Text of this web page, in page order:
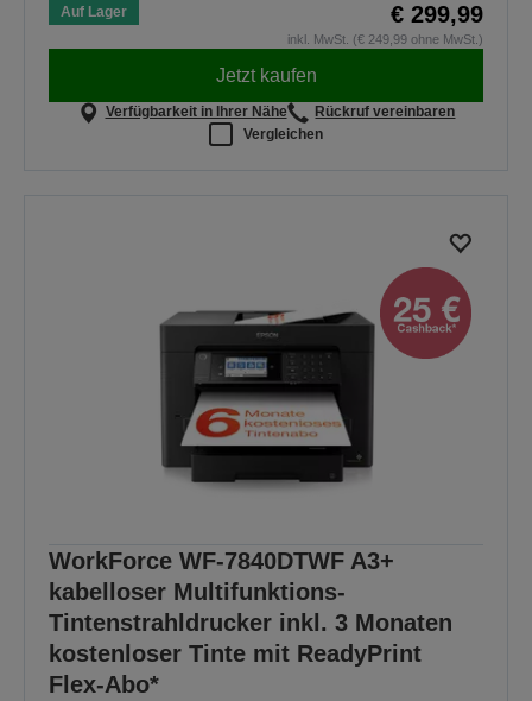
Auf Lager € 299,99
inkl. MwSt. (€ 249,99 ohne MwSt.)
Jetzt kaufen
Verfügbarkeit in Ihrer Nähe
Rückruf vereinbaren
Vergleichen
WorkForce WF-7840DTWF A3+
kabelloser Multifunktions-
Tintenstrahldrucker inkl. 3 Monaten
kostenloser Tinte mit ReadyPrint
Flex-Abo*